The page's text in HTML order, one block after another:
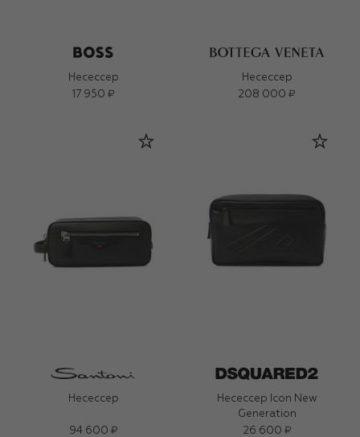
Несессер
17 950 ₽
Несессер
208 000 ₽
Несессер
94 600 ₽
Несессер Icon New
Generation
26 600 ₽